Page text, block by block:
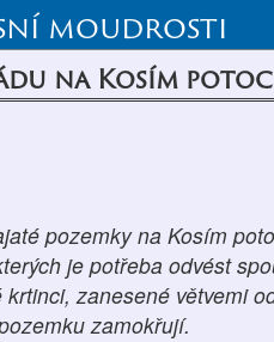
moudrosti
na Kosím
pozemky na Kosím
je potřeba odvést
zanesené větvemi
zamokřují.